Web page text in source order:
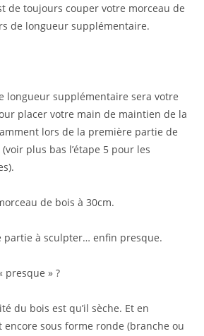
de toujours couper votre morceau de
de longueur supplémentaire.
longueur supplémentaire sera votre
placer votre main de maintien de la
lors de la première partie de
plus bas l’étape 5 pour les
de bois à 30cm.
partie à sculpter… enfin presque.
presque » ?
du bois est qu’il sèche. Et en
encore sous forme ronde (branche ou